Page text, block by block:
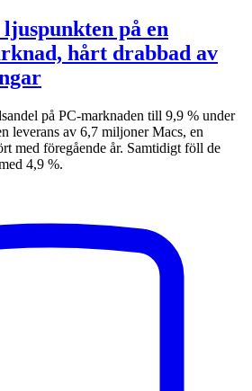
på en
hårt drabbad av
på PC-marknaden till 9,9 % under
leverans av 6,7 miljoner Macs, en
med föregående år. Samtidigt föll de
4,9 %.